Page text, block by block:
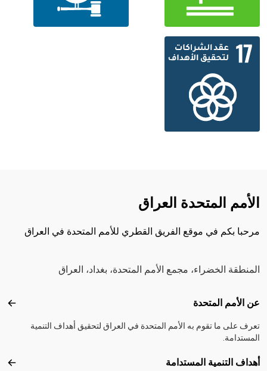
الأمم المتحدة العراق
مرحبا بكم في موقع الفريق القطري للأمم المتحدة في العراق
المنطقة الخضراء، مجمع الأمم المتحدة، بغداد، العراق
Footer menu
عن الأمم المتحدة عن
تعرف على ما تقوم به الأمم المتحدة في العراق لتحقيق أهداف التنمية
المستدامة.
أهداف التنمية المستدامة